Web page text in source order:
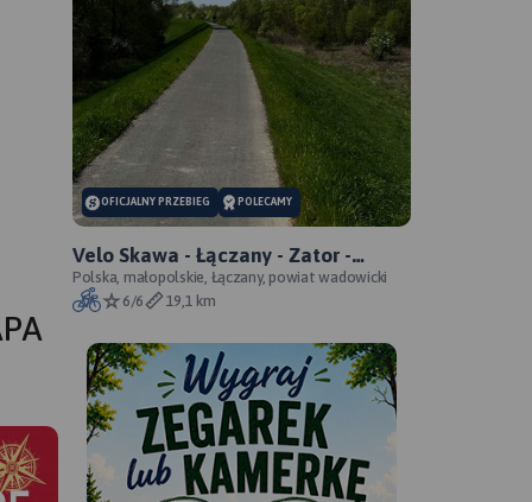
OFICJALNY PRZEBIEG POLECAMY
Velo Skawa - Łączany - Zator -
oficjalny przebieg szlaku
Polska, małopolskie, Łączany, powiat wadowicki
6/6
19,1 km